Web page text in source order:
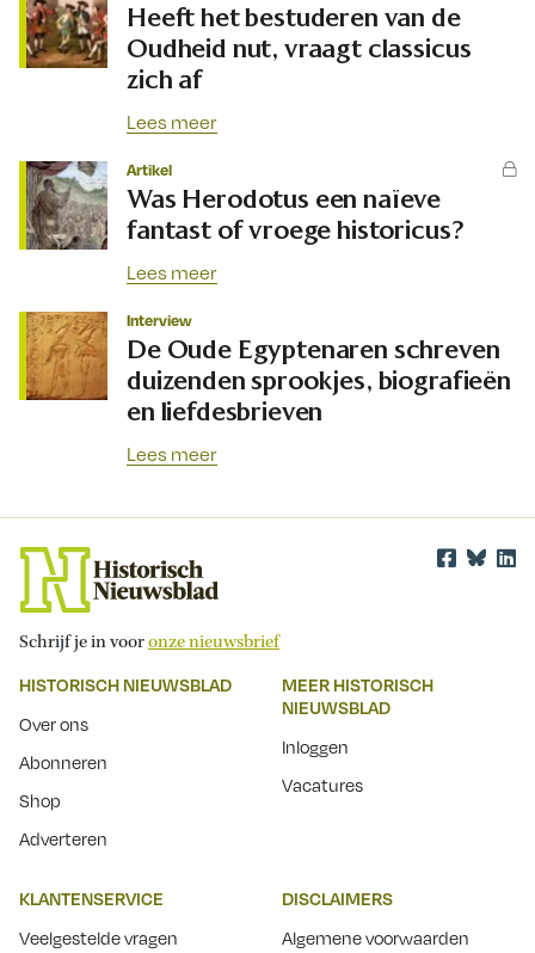
Heeft het bestuderen van de
Oudheid nut, vraagt classicus
zich af
Lees meer
Artikel
Was Herodotus een naïeve
fantast of vroege historicus?
Lees meer
Interview
De Oude Egyptenaren schreven
duizenden sprookjes, biografieën
en liefdesbrieven
Lees meer
Schrijf je in vooronze nieuwsbrief
HISTORISCH NIEUWSBLAD
Over ons
Abonneren
Shop
Adverteren
MEER HISTORISCH
NIEUWSBLAD
Inloggen
Vacatures
KLANTENSERVICE
Veelgestelde vragen
DISCLAIMERS
Algemene voorwaarden